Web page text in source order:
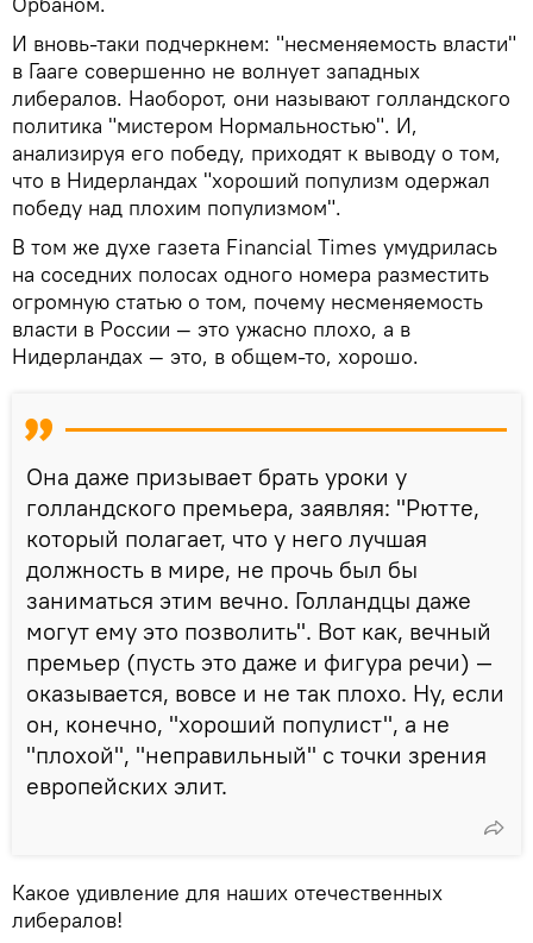
И вновь-таки подчеркнем: "несменяемость власти"
в Гааге совершенно не волнует западных
либералов. Наоборот, они называют голландского
политика "мистером Нормальностью". И,
анализируя его победу, приходят к выводу о том,
что в Нидерландах "хороший популизм одержал
победу над плохим популизмом".
В том же духе газета Financial Times умудрилась
на соседних полосах одного номера разместить
огромную статью о том, почему несменяемость
власти в России — это ужасно плохо, а в
Нидерландах — это, в общем-то, хорошо.
Она даже призывает брать уроки у
голландского премьера, заявляя: "Рютте,
который полагает, что у него лучшая
должность в мире, не прочь был бы
заниматься этим вечно. Голландцы даже
могут ему это позволить". Вот как, вечный
премьер (пусть это даже и фигура речи) —
оказывается, вовсе и не так плохо. Ну, если
он, конечно, "хороший популист", а не
"плохой", "неправильный" с точки зрения
европейских элит.
Какое удивление для наших отечественных
либералов!